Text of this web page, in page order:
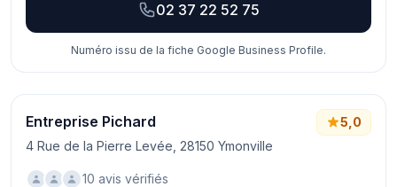
02 37 22 52 75
Numéro issu de la fiche Google Business Profile.
Entreprise Pichard
4 Rue de la Pierre Levée, 28150 Ymonville
5,0
10 avis vérifiés